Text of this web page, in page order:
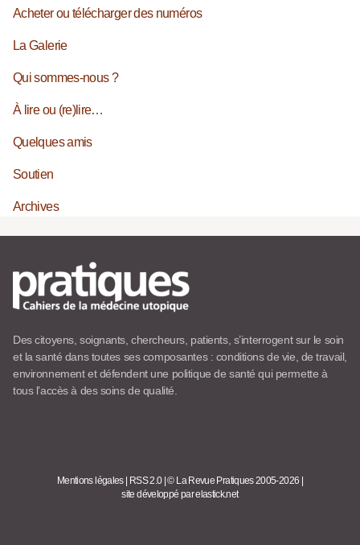
Acheter ou télécharger des numéros
La Galerie
Qui sommes-nous ?
À lire ou (re)lire…
Quelques amis
Soutien
Archives
Des citoyens, soignants, chercheurs, patients, s’interrogent sur le soin
et la santé dans toutes ses composantes : conditions de vie, de travail,
environnement et défendent une politique de santé qui permette à
tous l’accès à des soins de qualité.
Mentions légales RSS 2.0 |© La Revue Pratiques 2005-2026
site développé par elastick.net